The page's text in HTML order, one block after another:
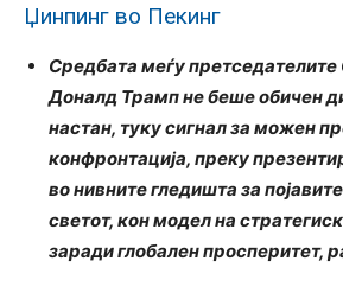
Џинпинг во Пекинг
Средбата меѓу претседателите
Доналд Трамп не беше обичен
настан, туку сигнал за можен
конфронтација, преку
во нивните гледишта за
светот, кон модел на
заради глобален просперитет,